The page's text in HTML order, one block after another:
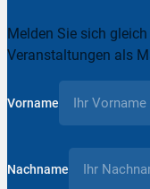
Melden Sie sich
Veranstaltungen als
Vorname
Nachname